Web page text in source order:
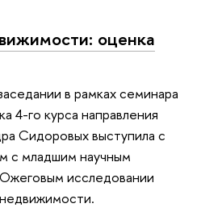
оценка
в рамках семинара
4-го курса направления
Сидоровых выступила с
с младшим научным
исследовании